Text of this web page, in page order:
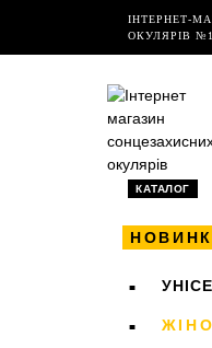
ІНТЕРНЕТ-
ОКУЛЯРІВ №1
КАТАЛОГ